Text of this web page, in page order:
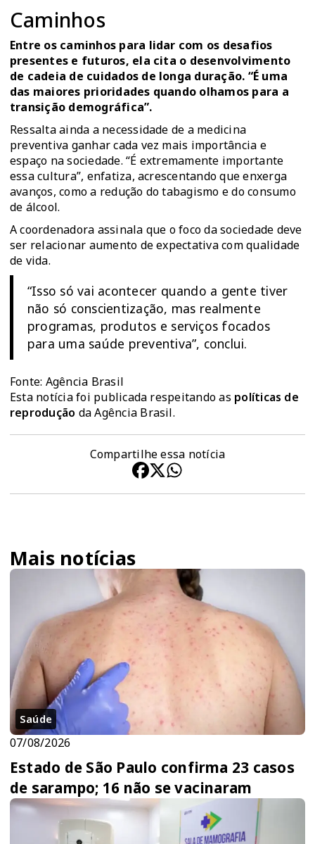
Caminhos
Entre os caminhos para lidar com os desafios
presentes e futuros, ela cita o desenvolvimento
de cadeia de cuidados de longa duração. “É uma
das maiores prioridades quando olhamos para a
transição demográfica”.
Ressalta ainda a necessidade de a medicina
preventiva ganhar cada vez mais importância e
espaço na sociedade. “É extremamente importante
essa cultura”, enfatiza, acrescentando que enxerga
avanços, como a redução do tabagismo e do consumo
de álcool.
A coordenadora assinala que o foco da sociedade deve
ser relacionar aumento de expectativa com qualidade
de vida.
“Isso só vai acontecer quando a gente tiver
não só conscientização, mas realmente
programas, produtos e serviços focados
para uma saúde preventiva”, conclui.
Fonte: Agência Brasil
Esta notícia foi publicada respeitando as políticas de
reprodução da Agência Brasil.
Compartilhe essa notícia
Mais notícias
Saúde
07/08/2026
Estado de São Paulo confirma 23 casos
de sarampo; 16 não se vacinaram